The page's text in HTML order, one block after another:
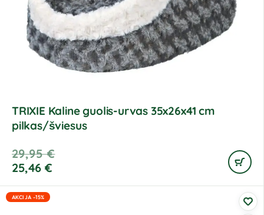
TRIXIE Kaline guolis-urvas 35x26x41 cm
pilkas/šviesus
29,95€
25,46 €
AKCIJA -15%